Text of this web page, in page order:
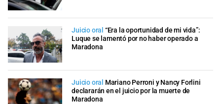
Juicio oral “Era la oportunidad de mi vida”:
Luque se lamentó por no haber operado a
Maradona
Juicio oral Mariano Perroni y Nancy Forlini
declararán en el juicio por la muerte de
Maradona